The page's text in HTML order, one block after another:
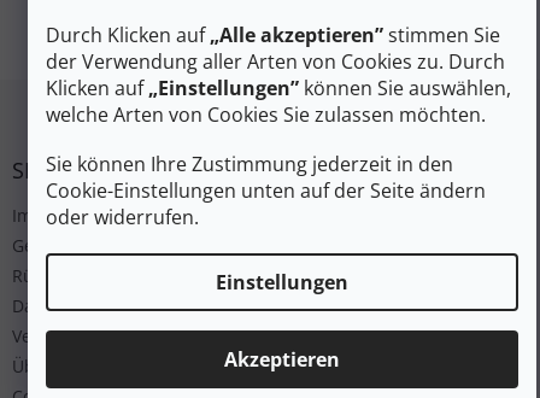
Durch Klicken auf„Alle akzeptieren”stimmen Sie
der Verwendung aller Arten von Cookies zu. Durch
Klicken auf„Einstellungen” können Sie auswählen,
welche Arten von Cookies Sie zulassen möchten.
Sie können Ihre Zustimmung jederzeit in den
Cookie-Einstellungen unten auf der Seite ändern
oder widerrufen.
Einstellungen
Akzeptieren
Fußzeile
SERVICE
Impressum
Geschäftsbedingungen
Rücksendung
Datenschutz
Versand und Bezahlung
Über uns